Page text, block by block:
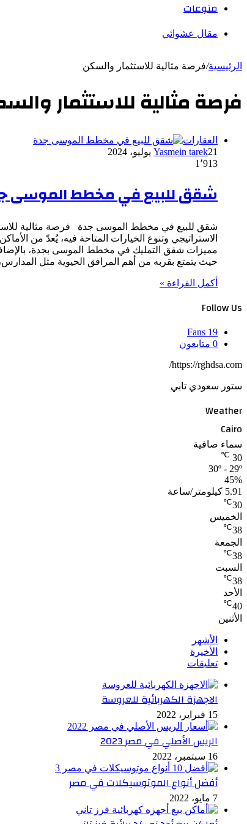
منوعات
مقال عشوائي
الرئيسية/فرصة مثالية للاستثمار والسكن
فرصة مثالية للاستثمار
العقارات
Yasmein tarek21 يوليو، 2024
1٬913
شقق للبيع في مخطط الموسى
شقق للبيع في مخطط الموسى جدة فرصة مثالية
الاستراتيجي وتنوع الخيارات المتاحة فيه، يُعدّ من
مميزات شقق التمليك في مخطط الموسى بجدة،
حيث يتمتع بقربه من أهم المرافق الحيوية مثل
أكمل القراءة »
Follow Us
19
Fans
0 متابعون
https://rghdsa.com/
ستور سعودي تابي
Weather
Cairo
سماء صافية
30
℃
30º - 29º
45%
5.91 كيلومتر/ساعة
30
℃
الخميس
38
℃
الجمعة
38
℃
السبت
38
℃
الأحد
40
℃
الأثنين
الأشهر
الأخيرة
تعليقات
الاجهزة الكهربائية للعروسة
15 فبراير، 2022
الريس الأصلي في مصر 2023
16 سبتمبر، 2022
أفضل أنواع الموتوسيكلات في مصر
7 مايو، 2022